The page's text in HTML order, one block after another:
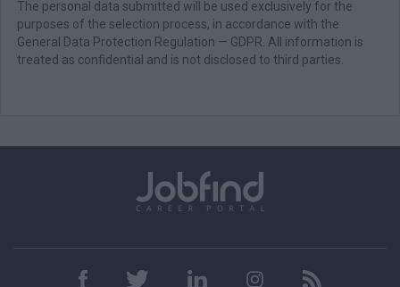
The personal data submitted will be used exclusively for the
purposes of the selection process, in accordance with the
General Data Protection Regulation — GDPR. All information is
treated as confidential and is not disclosed to third parties.